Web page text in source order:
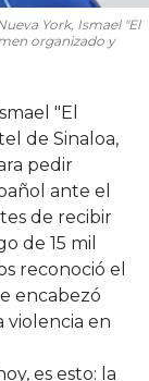
York, Ismael "El
organizado y
"El
de Sinaloa,
pedir
ante el
de recibir
de 15 mil
reconoció el
encabezó
violencia en
es esto: la